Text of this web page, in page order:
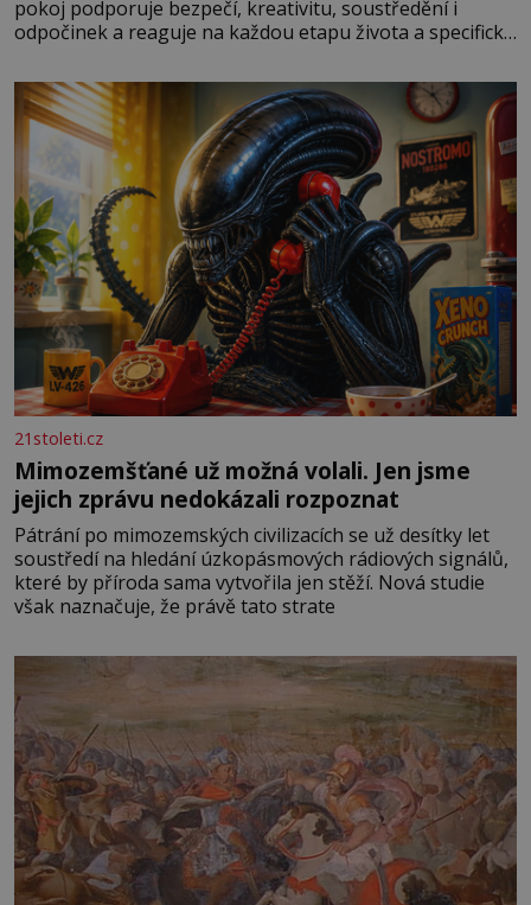
pokoj podporuje bezpečí, kreativitu, soustředění i
odpočinek a reaguje na každou etapu života a specifické
měkkost a bezpečí, proto by pokoj miminka měl působit
především klidně a útulně. Předškolní věk je
21stoleti.cz
Mimozemšťané už možná volali. Jen jsme
jejich zprávu nedokázali rozpoznat
Pátrání po mimozemských civilizacích se už desítky let
soustředí na hledání úzkopásmových rádiových signálů,
které by příroda sama vytvořila jen stěží. Nová studie
však naznačuje, že právě tato strate